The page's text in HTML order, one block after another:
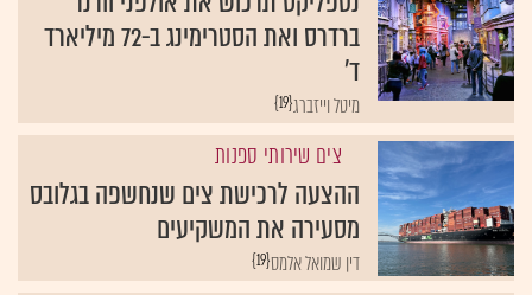
ברדרס ואת הסטרימינג ב-72 מיליארד
ד'
{19}מיטל וייזברג
צים שירותי ספנות
ההצעה לרכישת צים שנחשפה בגלובס
מסעירה את המשקיעים
{19}דין שמואל אלמס